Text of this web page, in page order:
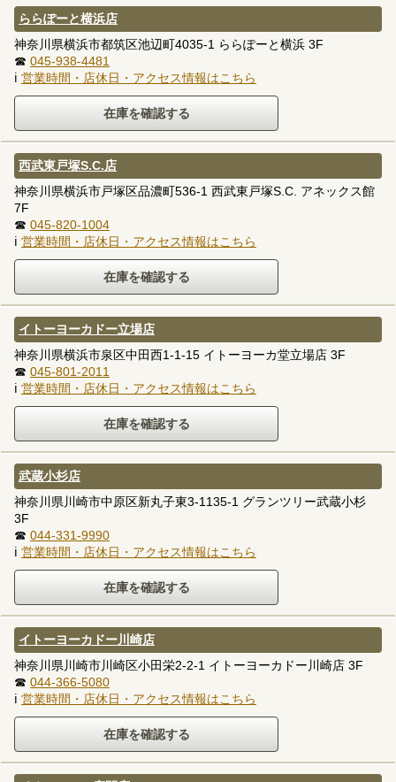
ららぽーと横浜店
神奈川県横浜市都筑区池辺町4035-1 ららぽーと横浜 3F
☎ 045-938-4481
ℹ 営業時間・店休日・アクセス情報はこちら
西武東戸塚S.C.店
神奈川県横浜市戸塚区品濃町536-1 西武東戸塚S.C. アネックス館
7F
☎ 045-820-1004
ℹ 営業時間・店休日・アクセス情報はこちら
イトーヨーカドー立場店
神奈川県横浜市泉区中田西1-1-15 イトーヨーカ堂立場店 3F
☎ 045-801-2011
ℹ 営業時間・店休日・アクセス情報はこちら
武蔵小杉店
神奈川県川崎市中原区新丸子東3-1135-1 グランツリー武蔵小杉
3F
☎ 044-331-9990
ℹ 営業時間・店休日・アクセス情報はこちら
イトーヨーカドー川崎店
神奈川県川崎市川崎区小田栄2-2-1 イトーヨーカドー川崎店 3F
☎ 044-366-5080
ℹ 営業時間・店休日・アクセス情報はこちら